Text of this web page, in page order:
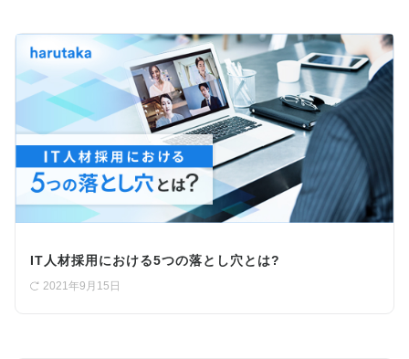
IT人材採用における5つの落とし穴とは?
2021年9月15日